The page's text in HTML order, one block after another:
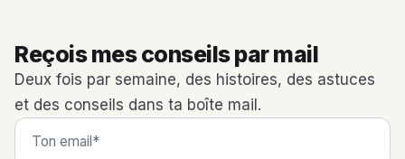
Reçois mes conseils par mail
Deux fois par semaine, des histoires, des astuces
et des conseils dans ta boîte mail.